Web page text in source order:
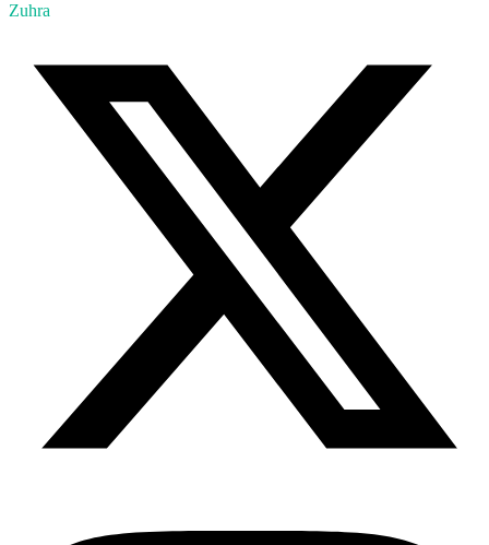
Zuhra